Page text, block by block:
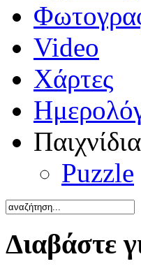
Video
Χάρτες
Παιχνίδια
Puzzle
Διαβάστε